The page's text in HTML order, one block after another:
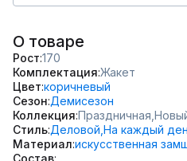
О товаре
Рост 170
Комплектация Жакет
Цвет коричневый
Сезон Демисезон
Коллекция Праздничная,
Стиль Деловой, На каждый
Материал искусственная
Состав